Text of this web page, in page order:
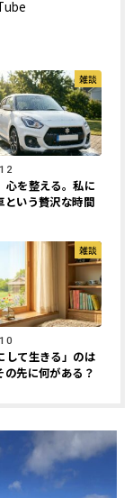
雑談
心を整える。私に
という贅沢な時間
雑談
して生きる」のは
の先に何がある？